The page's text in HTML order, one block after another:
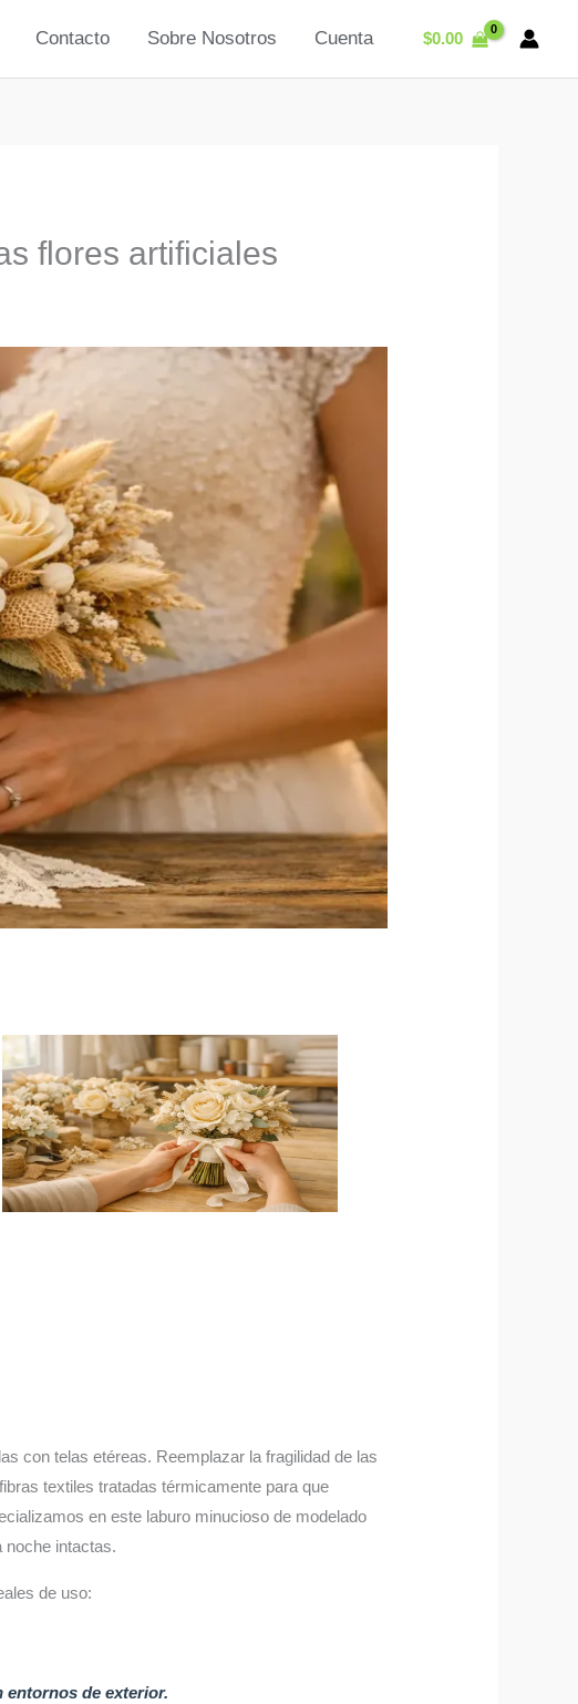
Contacto Sobre Nosotros Cuenta $0.00
flores artificiales
con telas etéreas. Reemplazar la fragilidad de las
textiles tratadas térmicamente para que
en este laburo minucioso de modelado
noche intactas.
de uso:
entornos de exterior.